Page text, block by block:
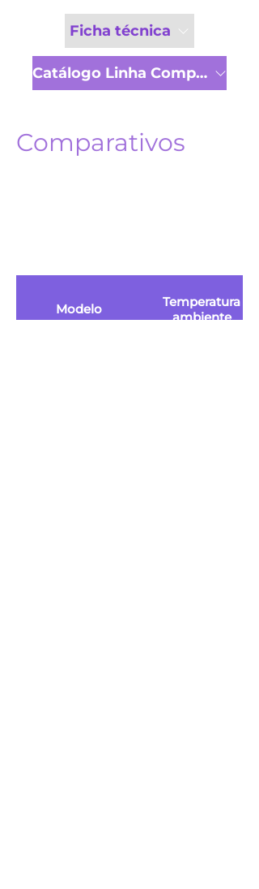
Ficha técnica
Catálogo Linha Completa
Comparativos
Modelo
Temperatura
ambiente